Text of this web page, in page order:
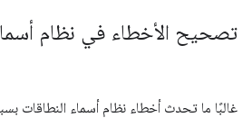
تصحيح الأخطاء في نظام
غالبًا ما تحدث أخطاء نظام أسماء النطاقات